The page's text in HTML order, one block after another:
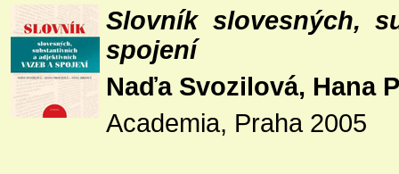
Slovník slovesných,
spojení
Naďa Svozilová, Hana
Academia, Praha 2005